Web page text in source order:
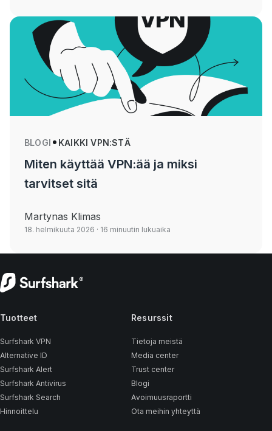
BLOGI KAIKKI VPN:STÄ
Miten käyttää VPN:ää ja miksi
tarvitset sitä
Martynas Klimas
18. helmikuuta 2026 · 16 minuutin lukuaika
Tuotteet
Surfshark VPN
Alternative ID
Surfshark Alert
Surfshark Antivirus
Surfshark Search
Hinnoittelu
Resurssit
Tietoja meistä
Media center
Trust center
Blogi
Avoimuusraportti
Ota meihin yhteyttä